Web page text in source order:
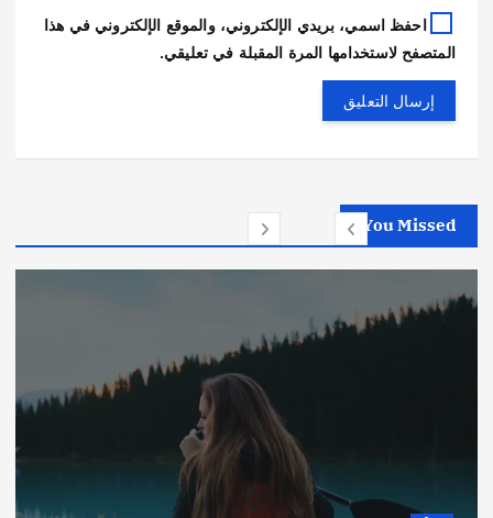
احفظ اسمي، بريدي الإلكتروني، والموقع الإلكتروني في هذا
المتصفح لاستخدامها المرة المقبلة في تعليقي.
You Missed